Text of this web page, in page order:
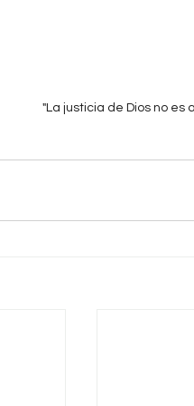
"La justicia de Dios no es